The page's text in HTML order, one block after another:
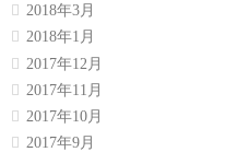
2018年3月
2018年1月
2017年12月
2017年11月
2017年10月
2017年9月